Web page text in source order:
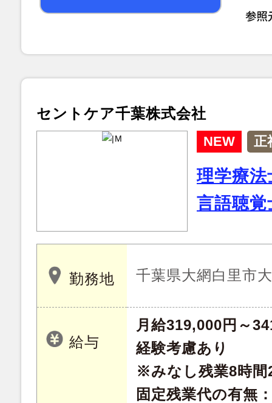
セントケア千葉株式会社
NEW 正
理学療
言語聴覚
勤務地 千葉県大網白里市
給与
月給319,000円～
経験考慮あり
※みなし残業8時間
固定残業代の有無